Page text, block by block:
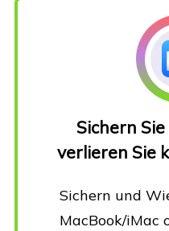
Sichern
verlieren Sie
Sichern und
MacBook/iMac